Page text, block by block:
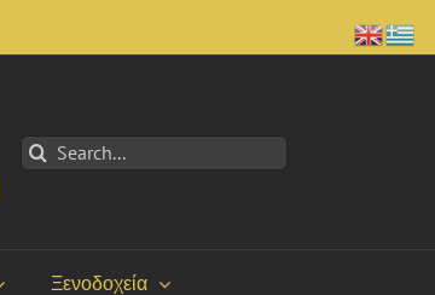
Search
for:
Ξενοδοχεία